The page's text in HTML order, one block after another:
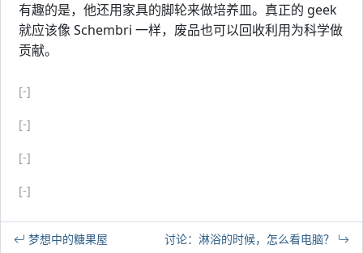
有趣的是，他还用家具的脚轮来做培养皿。真正的 geek
就应该像 Schembri 一样，废品也可以回收利用为科学做
贡献。
[-]
[-]
[-]
[-]
梦想中的糖果屋 讨论：淋浴的时候，怎么看电脑？